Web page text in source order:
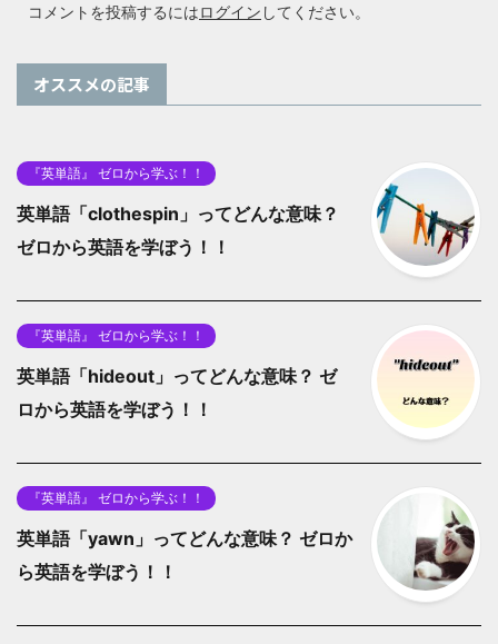
コメントを投稿するにはログイン してください。
オススメの記事
『英単語』 ゼロから学ぶ！！
英単語「clothespin」ってどんな意味？
ゼロから英語を学ぼう！！
『英単語』 ゼロから学ぶ！！
英単語「hideout」ってどんな意味？ ゼ
ロから英語を学ぼう！！
『英単語』 ゼロから学ぶ！！
英単語「yawn」ってどんな意味？ ゼロか
ら英語を学ぼう！！